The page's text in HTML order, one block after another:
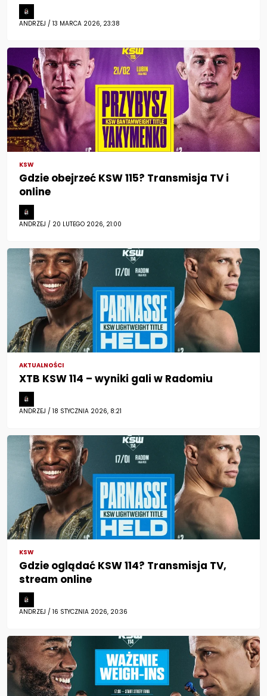
ANDRZEJ / 13 MARCA 2026, 23:38
KSW
Gdzie obejrzeć KSW 115? Transmisja TV i
online
ANDRZEJ / 20 LUTEGO 2026, 21:00
AKTUALNOŚCI
XTB KSW 114 – wyniki gali w Radomiu
ANDRZEJ / 18 STYCZNIA 2026, 8:21
KSW
Gdzie oglądać KSW 114? Transmisja TV,
stream online
ANDRZEJ / 16 STYCZNIA 2026, 20:36